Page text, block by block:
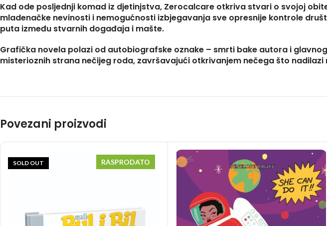
Kad ode posljednji komad iz djetinjstva, Zerocalcare otkriva stvari o svojoj
mladenačke nevinosti i nemogućnosti izbjegavanja sve opresnije kontrole
puta između stvarnih događaja i mašte.
Grafička novela polazi od autobiografske oznake – smrti bake autora i
misterioznih strana nečijeg roda, završavajući otkrivanjem nečega što nadilazi
Povezani proizvodi
SOLD OUT RASPRODATO